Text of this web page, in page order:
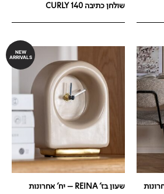
שולחן כתיבה 140 CURLY
NEW
ARRIVALS
שעון בז' REINA – יח' אחרונות